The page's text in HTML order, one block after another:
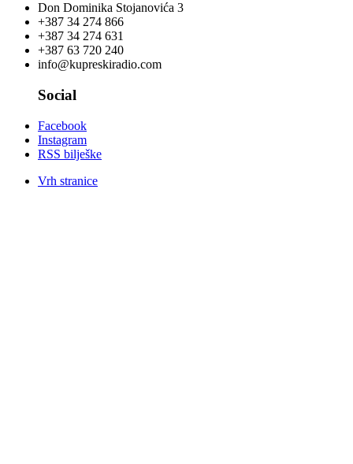
Don Dominika Stojanovića 3
+387 34 274 866
+387 34 274 631
+387 63 720 240
info@kupreskiradio.com
Social
Facebook
Instagram
RSS bilješke
Vrh stranice